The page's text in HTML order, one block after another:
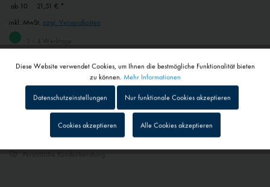
ab 10
21,51 € *
inkl. MwSt. zzgl. Versandkosten
Abhängig von Versand- und Zahlungsart
In denWarenkorb Gemerkt
Schneller Versand
Sendungsverfolgung bei Paketen
Persönliche Kundenberatung
Tracking Inaktiv
Personalisierung Inaktiv
Diese Website verwendet Cookies, um Ihnen die bestmögliche Funktionalität bieten
zu können. Mehr Informationen
Datenschutzeinstellungen Nur funktionale Cookies akzeptieren
Cookies akzeptieren Alle Cookies akzeptieren